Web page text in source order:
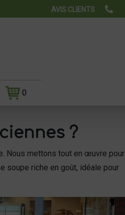
AVIS CLIENTS
0
?
Nous mettons tout en œuvre pour
soupe riche en goût, idéale pour